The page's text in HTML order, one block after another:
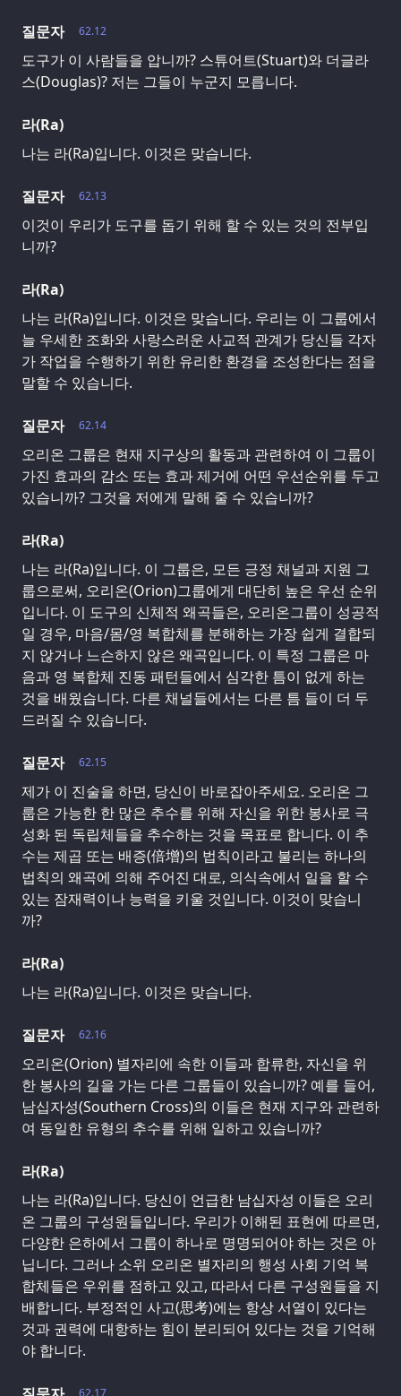
62.12
질문자
도구가 이 사람들을 압니까? 스튜어트(Stuart)와 더글라
스(Douglas)? 저는 그들이 누군지 모릅니다.
라(Ra)
나는 라(Ra)입니다. 이것은 맞습니다.
62.13
질문자
이것이 우리가 도구를 돕기 위해 할 수 있는 것의 전부입
니까?
라(Ra)
나는 라(Ra)입니다. 이것은 맞습니다. 우리는 이 그룹에서
늘 우세한 조화와 사랑스러운 사교적 관계가 당신들 각자
가 작업을 수행하기 위한 유리한 환경을 조성한다는 점을
말할 수 있습니다.
62.14
질문자
오리온 그룹은 현재 지구상의 활동과 관련하여 이 그룹이
가진 효과의 감소 또는 효과 제거에 어떤 우선순위를 두고
있습니까? 그것을 저에게 말해 줄 수 있습니까?
라(Ra)
나는 라(Ra)입니다. 이 그룹은, 모든 긍정 채널과 지원 그
룹으로써, 오리온(Orion)그룹에게 대단히 높은 우선 순위
입니다. 이 도구의 신체적 왜곡들은, 오리온그룹이 성공적
일 경우, 마음/몸/영 복합체를 분해하는 가장 쉽게 결합되
지 않거나 느슨하지 않은 왜곡입니다. 이 특정 그룹은 마
음과 영 복합체 진동 패턴들에서 심각한 틈이 없게 하는
것을 배웠습니다. 다른 채널들에서는 다른 틈 들이 더 두
드러질 수 있습니다.
62.15
질문자
제가 이 진술을 하면, 당신이 바로잡아주세요. 오리온 그
룹은 가능한 한 많은 추수를 위해 자신을 위한 봉사로 극
성화 된 독립체들을 추수하는 것을 목표로 합니다. 이 추
수는 제곱 또는 배증(倍增)의 법칙이라고 불리는 하나의
법칙의 왜곡에 의해 주어진 대로, 의식속에서 일을 할 수
있는 잠재력이나 능력을 키울 것입니다. 이것이 맞습니
까?
라(Ra)
나는 라(Ra)입니다. 이것은 맞습니다.
62.16
질문자
오리온(Orion) 별자리에 속한 이들과 합류한, 자신을 위
한 봉사의 길을 가는 다른 그룹들이 있습니까? 예를 들어,
남십자성(Southern Cross)의 이들은 현재 지구와 관련하
여 동일한 유형의 추수를 위해 일하고 있습니까?
라(Ra)
나는 라(Ra)입니다. 당신이 언급한 남십자성 이들은 오리
온 그룹의 구성원들입니다. 우리가 이해된 표현에 따르면,
다양한 은하에서 그룹이 하나로 명명되어야 하는 것은 아
닙니다. 그러나 소위 오리온 별자리의 행성 사회 기억 복
합체들은 우위를 점하고 있고, 따라서 다른 구성원들을 지
배합니다. 부정적인 사고(思考)에는 항상 서열이 있다는
것과 권력에 대항하는 힘이 분리되어 있다는 것을 기억해
야 합니다.
62.17